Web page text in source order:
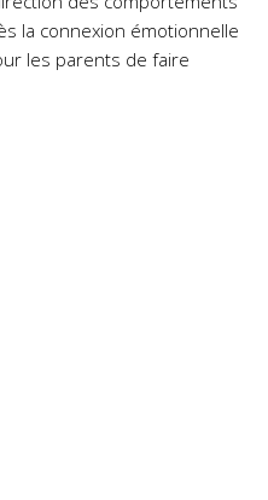
la connexion émotionnelle
les parents de faire